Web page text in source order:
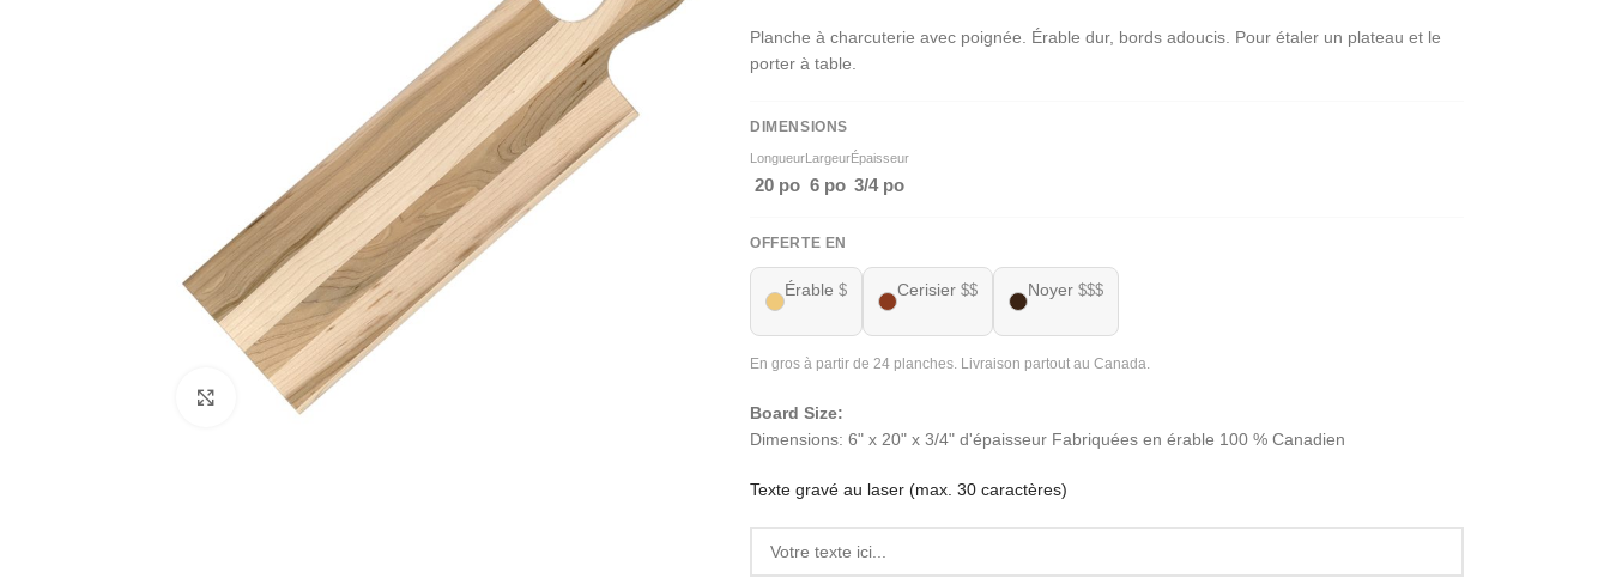
Click to enlarge
Planche à charcuterie avec poignée. Érable dur, bords adoucis. Pour étaler un plateau et le
porter à table.
DIMENSIONS
Longueur
20 po
Largeur
6 po
Épaisseur
3/4 po
OFFERTE EN
Érable $ Cerisier $$ Noyer $$$
En gros à partir de 24 planches. Livraison partout au Canada.
Board Size:
Dimensions: 6" x 20" x 3/4" d'épaisseur Fabriquées en érable 100 % Canadien
Texte gravé au laser (max. 30 caractères)